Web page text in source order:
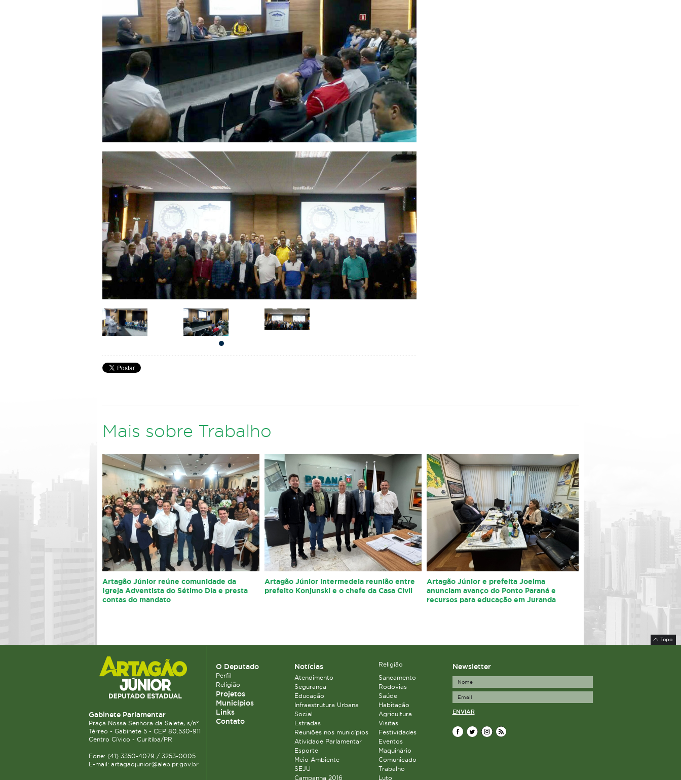
Mais sobre Trabalho
Artagão Júnior reúne comunidade da
Igreja Adventista do Sétimo Dia e presta
contas do mandato
Artagão Júnior intermedeia reunião entre
prefeito Konjunski e o chefe da Casa Civil
Artagão Júnior e prefeita Joelma
anunciam avanço do Ponto Paraná e
recursos para educação em Juranda
Topo
Gabinete Parlamentar
Praça Nossa Senhora da Salete, s/n°
Térreo - Gabinete 5 - CEP 80.530-911
Centro Cívico - Curitiba/PR
Fone: (41) 3350-4079 / 3253-0005
E-mail: artagaojunior@alep.pr.gov.br
O Deputado
Perfil
Religião
Projetos
Municípios
Links
Contato
Notícias
Religião
Atendimento
Saneamento
Segurança
Rodovias
Educação
Saúde
Infraestrutura Urbana
Habitação
Social
Agricultura
Estradas
Visitas
Reuniões nos municípios
Festividades
Atividade Parlamentar
Eventos
Esporte
Maquinário
Meio Ambiente
Comunicado
SEJU
Trabalho
Campanha 2016
Luto
Newsletter
ENVIAR